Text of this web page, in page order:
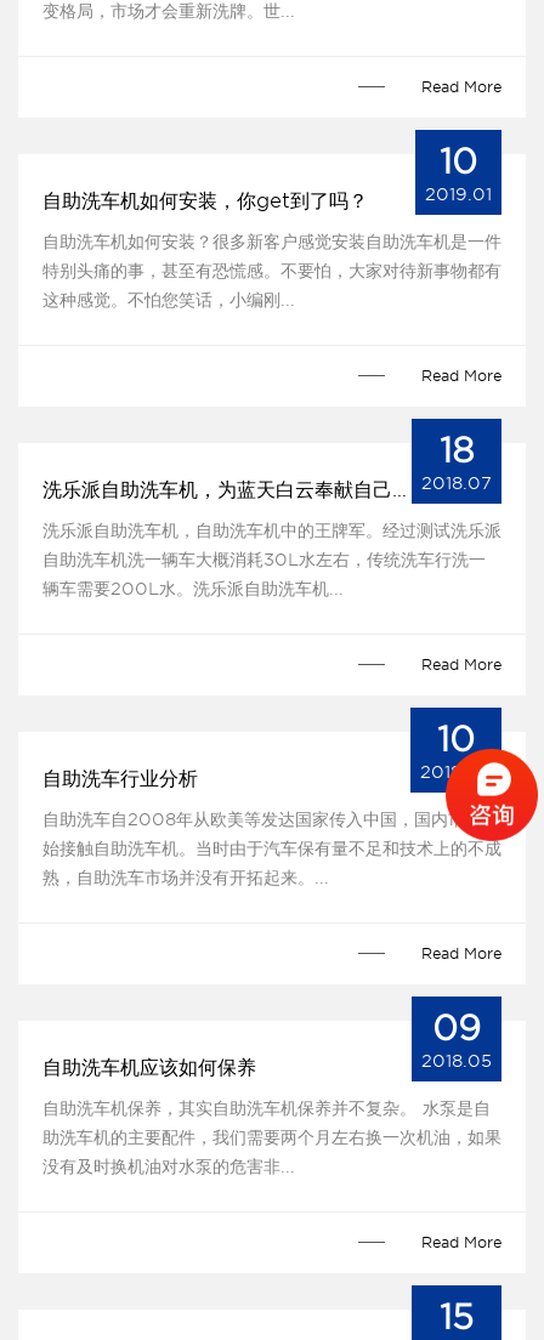
变格局，市场才会重新洗牌。世...
Read More
自助洗车机如何安装，你get到了吗？
自助洗车机如何安装？很多新客户感觉安装自助洗车机是一件
特别头痛的事，甚至有恐慌感。不要怕，大家对待新事物都有
这种感觉。不怕您笑话，小编刚...
10
2019.01
Read More
洗乐派自助洗车机，为蓝天白云奉献自己一份力
洗乐派自助洗车机，自助洗车机中的王牌军。经过测试洗乐派
自助洗车机洗一辆车大概消耗30L水左右，传统洗车行洗一
辆车需要200L水。洗乐派自助洗车机...
18
2018.07
Read More
自助洗车行业分析
自助洗车自2008年从欧美等发达国家传入中国，国内市场开
始接触自助洗车机。当时由于汽车保有量不足和技术上的不成
熟，自助洗车市场并没有开拓起来。...
10
2018.06
Read More
自助洗车机应该如何保养
自助洗车机保养，其实自助洗车机保养并不复杂。 水泵是自
助洗车机的主要配件，我们需要两个月左右换一次机油，如果
没有及时换机油对水泵的危害非...
09
2018.05
Read More
15